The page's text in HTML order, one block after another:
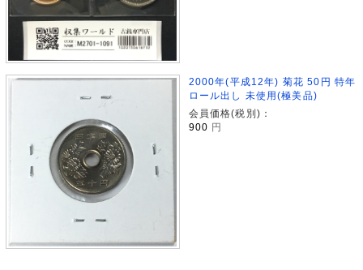
2000年(平成12年) 菊花 50円 特年
ロール出し 未使用(極美品)
会員価格(税別)：
900 円